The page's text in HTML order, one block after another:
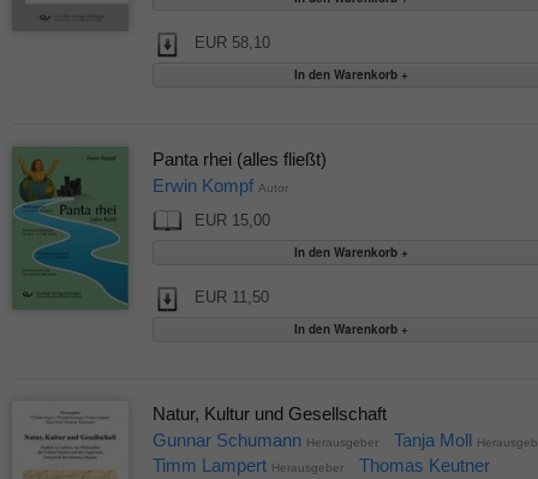
EUR 58,10
Panta rhei (alles fließt)
Erwin Kompf Autor
EUR 15,00
EUR 11,50
Natur, Kultur und Gesellschaft
Gunnar Schumann Herausgeber Tanja Moll
Timm Lampert Herausgeber Thomas Keutner